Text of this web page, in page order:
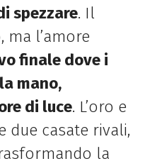
spezzare. Il
l’amore
finale dove i
mano,
di luce. L’oro e
due casate rivali,
la